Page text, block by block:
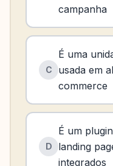
campanha
C
É uma
usada em
commerce
D
É um
landing
integrados